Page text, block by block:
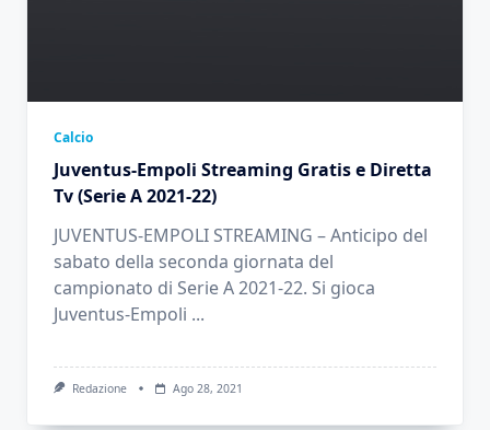
Calcio
Juventus-Empoli Streaming Gratis e Diretta
Tv (Serie A 2021-22)
JUVENTUS-EMPOLI STREAMING – Anticipo del
sabato della seconda giornata del
campionato di Serie A 2021-22. Si gioca
Juventus-Empoli ...
Redazione Ago 28, 2021